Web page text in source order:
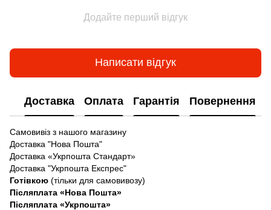
Додайте перший відгук
Написати відгук
Доставка Оплата Гарантія Повернення
Самовивіз з нашого магазину
Доставка "Нова Пошта"
Доставка «Укрпошта Стандарт»
Доставка "Укрпошта Експрес"
Готівкою (тільки для самовивозу)
Післяплата «Нова Пошта»
Післяплата «Укрпошта»